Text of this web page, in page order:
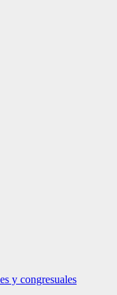
y congresuales